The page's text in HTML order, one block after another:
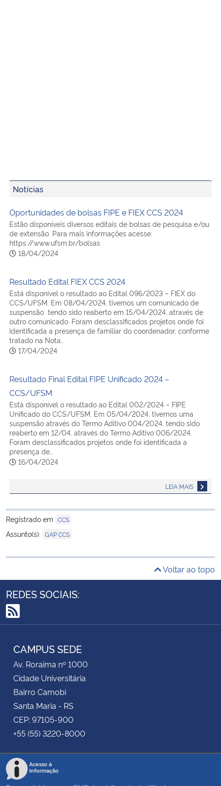
Notícias
Oportunidades de bolsas FIPE e FIEX CCS 2024
Estão disponíveis diversos editais de bolsas de pesquisa e/ou
de extensão. Para mais informações acesse:
https://www.ufsm.br/bolsas
18/04/2024
Resultado Edital FIEX CCS 2024
Está disponível o resultado ao Edital 096/2023 – FIEX do
CCS/UFSM. Em 08/04/2024, tivemos um comunicado de
suspensão tendo sido reaberto em 15/04/2024, através de
outro comunicado. Foram desclassificados projetos onde foi
identificada a presença de familiar do coordenador, conforme
tratado na Nota…
17/04/2024
Resultado Final Edital FIPE Unificado 2024 –
CCS/UFSM
Está disponível o resultado ao Edital 002/2024 – FIPE
Unificado do CCS/UFSM. Em 05/04/2024, tivemos uma
suspensão através do Termo Aditivo 004/2024, tendo sido
reaberto em 12/04, através do Termo Aditivo 006/2024.
Foram desclassificados projetos onde foi identificada a
presença de…
16/04/2024
LEIA MAIS
Registrado em CCS
Assunto(s): GAP CCS
Voltar ao topo
REDES SOCIAIS:
RSS
CAMPUS SEDE
Av. Roraima nº 1000
Cidade Universitária
Bairro Camobi
Santa Maria - RS
CEP: 97105-900
+55 (55) 3220-8000
Acesso à
Informação